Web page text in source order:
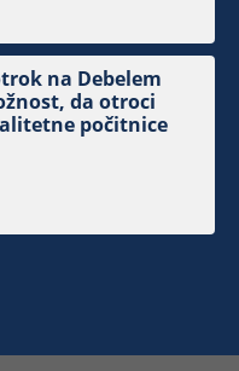
na Debelem
da otroci
počitnice